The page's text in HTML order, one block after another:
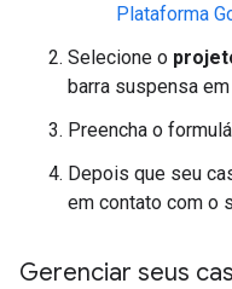
Plataforma
Selecione o
barra suspensa
Preencha o
Depois que seu
em contato com o
Gerenciar seus